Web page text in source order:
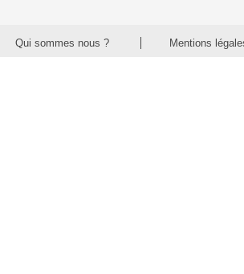
Qui sommes nous ? Mentions